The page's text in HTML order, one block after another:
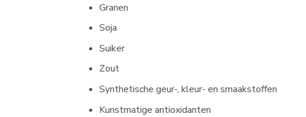
Granen
Soja
Suiker
Zout
Synthetische geur-, kleur- en smaakstoffen
Kunstmatige antioxidanten